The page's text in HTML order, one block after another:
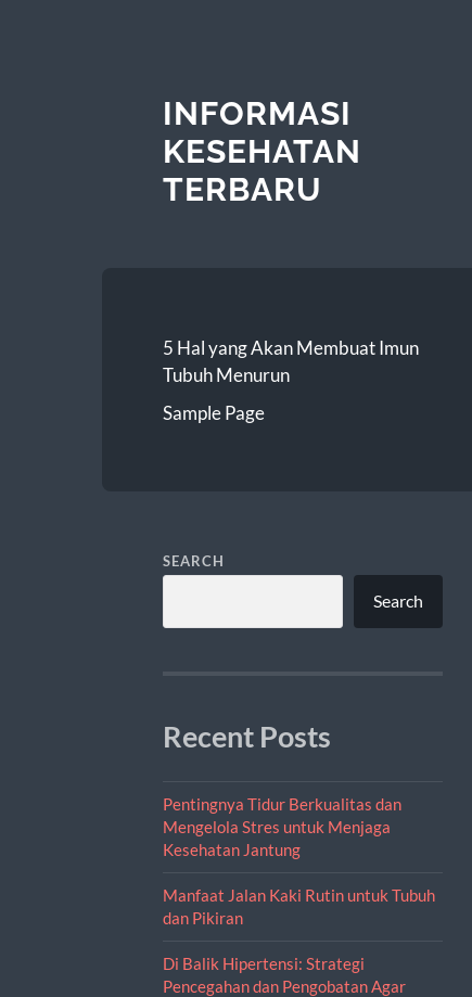
INFORMASI
KESEHATAN
TERBARU
5 Hal yang Akan Membuat Imun
Tubuh Menurun
Sample Page
SEARCH
Search
Recent Posts
Pentingnya Tidur Berkualitas dan
Mengelola Stres untuk Menjaga
Kesehatan Jantung
Manfaat Jalan Kaki Rutin untuk Tubuh
dan Pikiran
Di Balik Hipertensi: Strategi
Pencegahan dan Pengobatan Agar